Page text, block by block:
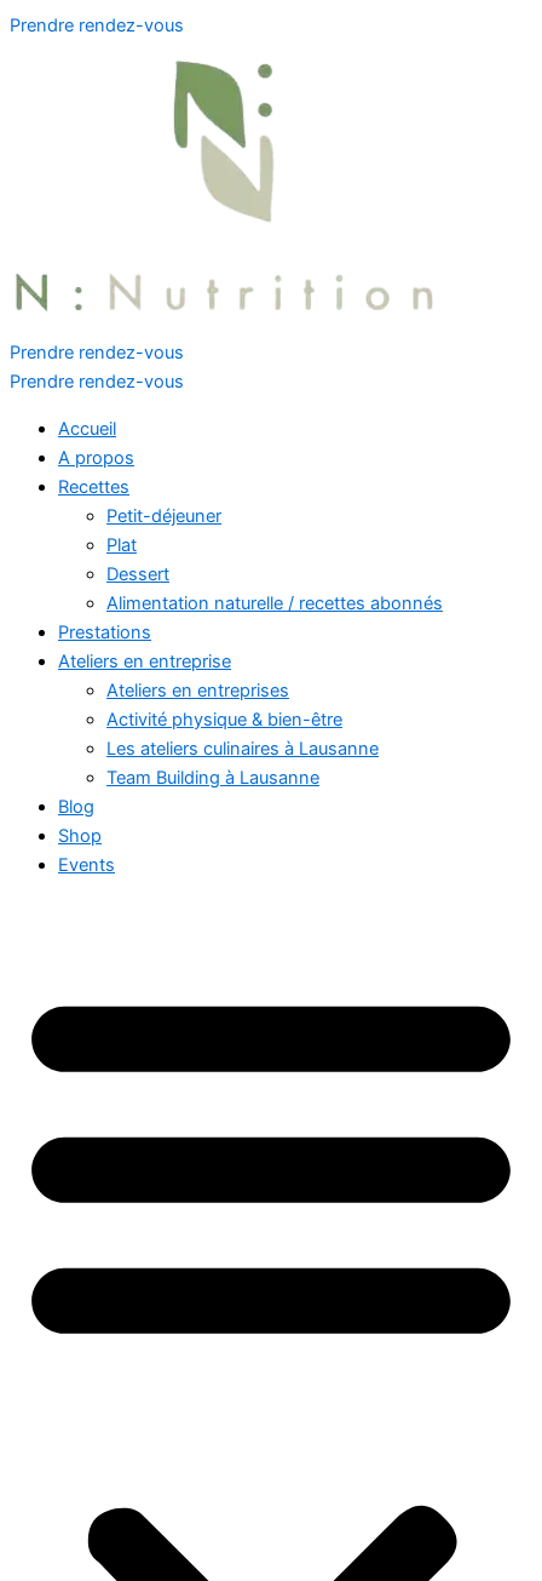
Prendre rendez-vous
Prendre rendez-vous
Prendre rendez-vous
Accueil
A propos
Recettes
Petit-déjeuner
Plat
Dessert
Alimentation naturelle / recettes abonnés
Prestations
Ateliers en entreprise
Ateliers en entreprises
Activité physique & bien-être
Les ateliers culinaires à Lausanne
Team Building à Lausanne
Blog
Shop
Events